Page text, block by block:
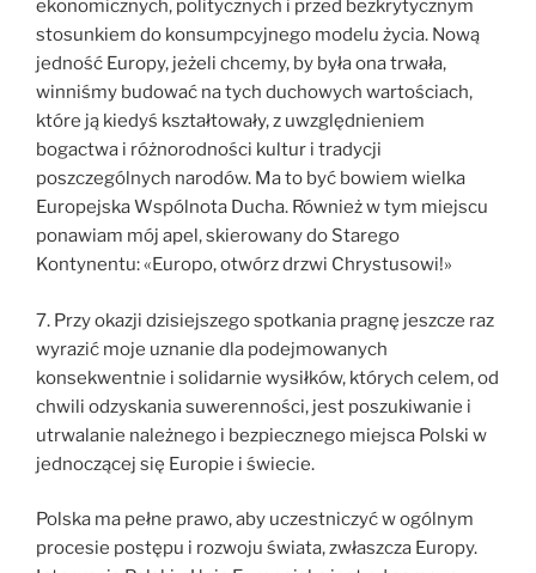
ekonomicznych, politycznych i przed bezkrytycznym
stosunkiem do konsumpcyjnego modelu życia. Nową
jedność Europy, jeżeli chcemy, by była ona trwała,
winniśmy budować na tych duchowych wartościach,
które ją kiedyś kształtowały, z uwzględnieniem
bogactwa i różnorodności kultur i tradycji
poszczególnych narodów. Ma to być bowiem wielka
Europejska Wspólnota Ducha. Również w tym miejscu
ponawiam mój apel, skierowany do Starego
Kontynentu: «Europo, otwórz drzwi Chrystusowi!»
7. Przy okazji dzisiejszego spotkania pragnę jeszcze raz
wyrazić moje uznanie dla podejmowanych
konsekwentnie i solidarnie wysiłków, których celem, od
chwili odzyskania suwerenności, jest poszukiwanie i
utrwalanie należnego i bezpiecznego miejsca Polski w
jednoczącej się Europie i świecie.
Polska ma pełne prawo, aby uczestniczyć w ogólnym
procesie postępu i rozwoju świata, zwłaszcza Europy.